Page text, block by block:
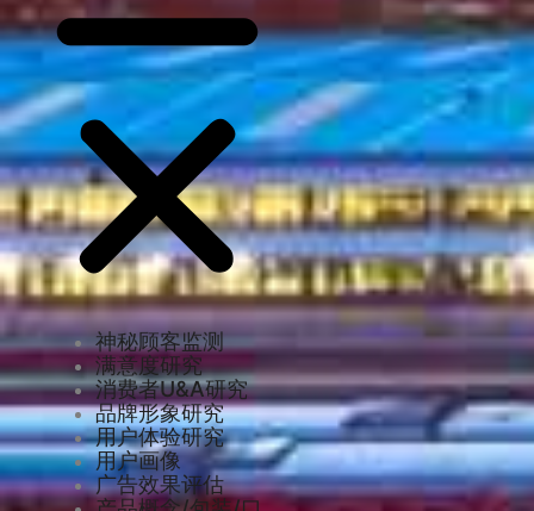
神秘顾客监测
满意度研究
消费者U&A研究
品牌形象研究
用户体验研究
用户画像
广告效果评估